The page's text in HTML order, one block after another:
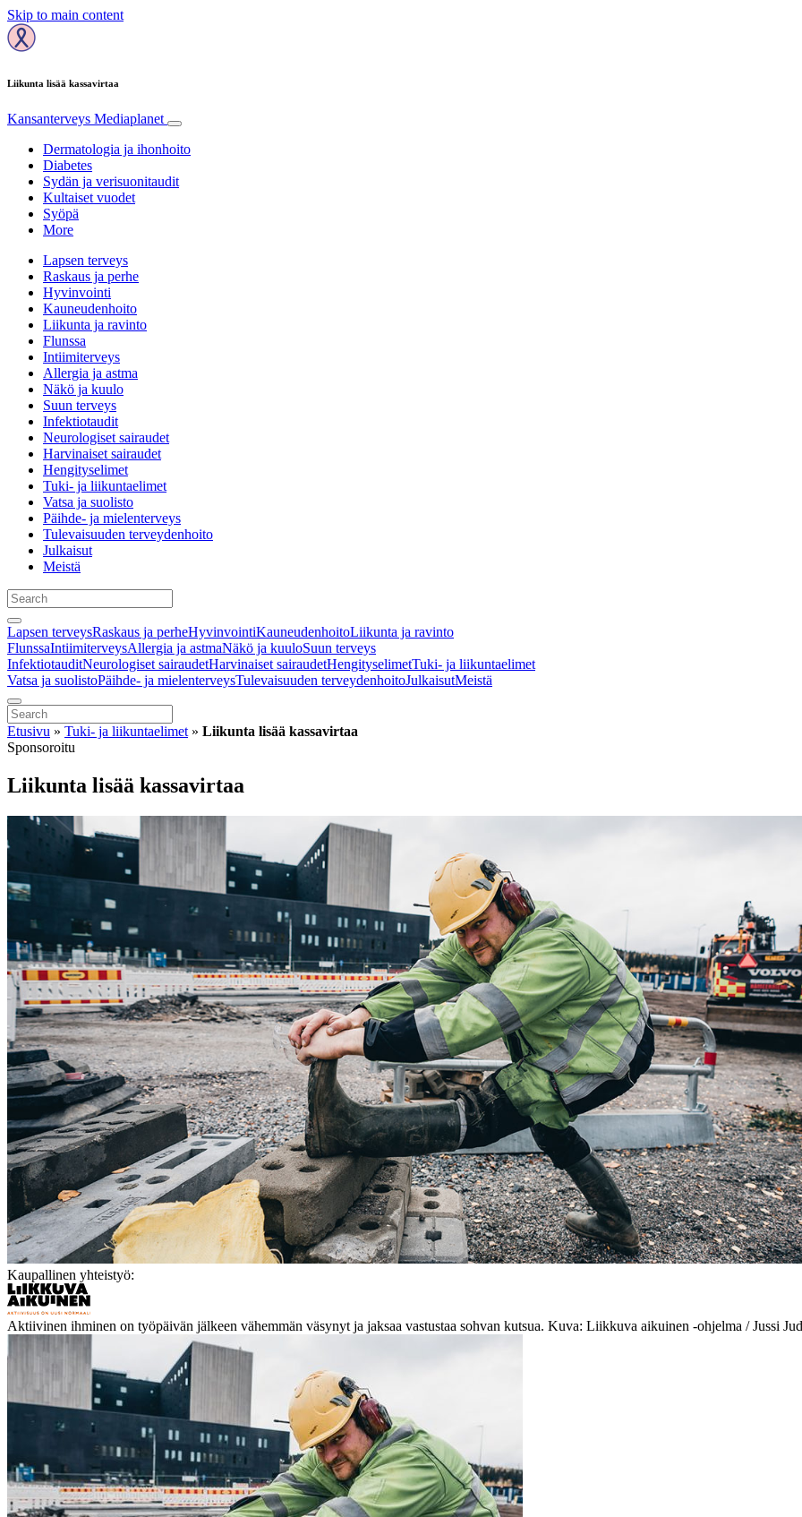
Skip to main content
Liikunta lisää kassavirtaa
Kansanterveys Mediaplanet
Dermatologia ja ihonhoito
Diabetes
Sydän ja verisuonitaudit
Kultaiset vuodet
Syöpä
More
Lapsen terveys
Raskaus ja perhe
Hyvinvointi
Kauneudenhoito
Liikunta ja ravinto
Flunssa
Intiimiterveys
Allergia ja astma
Näkö ja kuulo
Suun terveys
Infektiotaudit
Neurologiset sairaudet
Harvinaiset sairaudet
Hengityselimet
Tuki- ja liikuntaelimet
Vatsa ja suolisto
Päihde- ja mielenterveys
Tulevaisuuden terveydenhoito
Julkaisut
Meistä
Lapsen terveysRaskaus ja perheHyvinvointiKauneudenhoitoLiikunta ja ravinto
FlunssaIntiimiterveysAllergia ja astmaNäkö ja kuuloSuun terveys
InfektiotauditNeurologiset sairaudetHarvinaiset sairaudetHengityselimetTuki- ja liikuntaelimet
Vatsa ja suolistoPäihde- ja mielenterveysTulevaisuuden terveydenhoitoJulkaisutMeistä
Etusivu » Tuki- ja liikuntaelimet » Liikunta lisää kassavirtaa
Sponsoroitu
Liikunta lisää kassavirtaa
Kaupallinen yhteistyö:
Aktiivinen ihminen on työpäivän jälkeen vähemmän väsynyt ja jaksaa vastustaa sohvan kutsua. Kuva: Liikkuva aikuinen -ohjelma / Jussi